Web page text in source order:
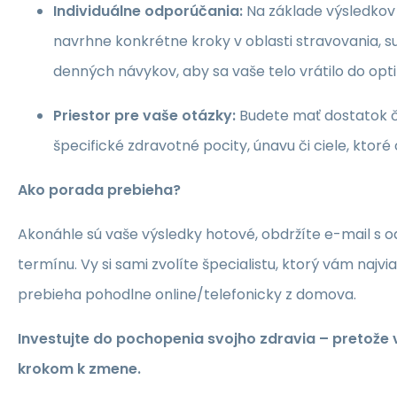
Individuálne odporúčania: Na základe
navrhne konkrétne kroky v oblasti stravovania,
denných návykov, aby sa vaše telo vrátilo do
Priestor pre vaše otázky: Budete mať dostatok
špecifické zdravotné pocity, únavu či ciele, ktoré
Ako porada prebieha?
Akonáhle sú vaše výsledky hotové, obdržíte e-mail s
termínu. Vy si sami zvolíte špecialistu, ktorý vám
prebieha pohodlne online/telefonicky z domova.
Investujte do pochopenia svojho zdravia – pretože
krokom k zmene.